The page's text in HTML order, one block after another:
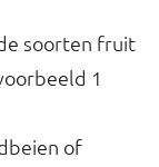
soorten fruit
1
of